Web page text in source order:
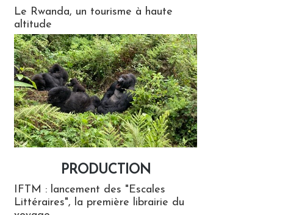
Le Rwanda, un tourisme à haute
altitude
PRODUCTION
IFTM : lancement des "Escales
Littéraires", la première librairie du